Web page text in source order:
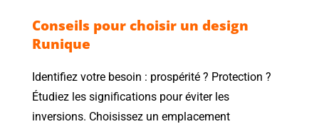
Conseils pour choisir un design
Runique
Identifiez votre besoin : prospérité ? Protection ?
Étudiez les significations pour éviter les
inversions. Choisissez un emplacement